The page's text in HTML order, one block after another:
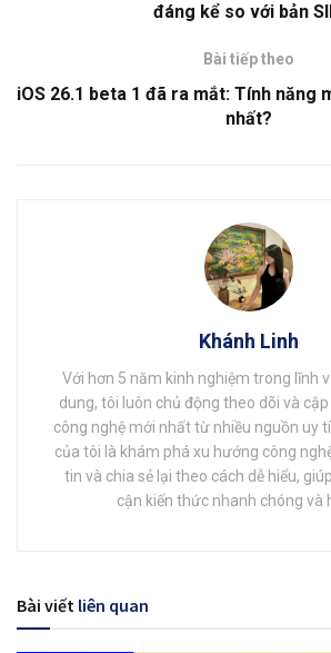
đáng kể so với bản
Bài tiếp theo
iOS 26.1 beta 1 đã ra mắt: Tính năng
nhất?
Khánh Linh
Với hơn 5 năm kinh nghiệm trong lĩnh
dung, tôi luôn chủ động theo dõi và
công nghệ mới nhất từ nhiều nguồn uy
của tôi là khám phá xu hướng công
tin và chia sẻ lại theo cách dễ hiểu,
cận kiến thức nhanh chóng và
Bài viết liên quan